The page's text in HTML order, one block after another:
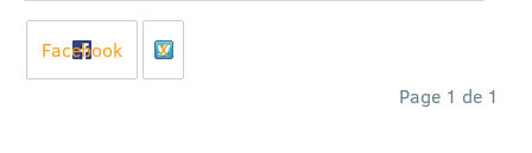
Facebook
X
Page 1 de 1